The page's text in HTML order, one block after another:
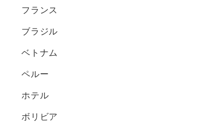
フランス
ブラジル
ベトナム
ペルー
ホテル
ボリビア